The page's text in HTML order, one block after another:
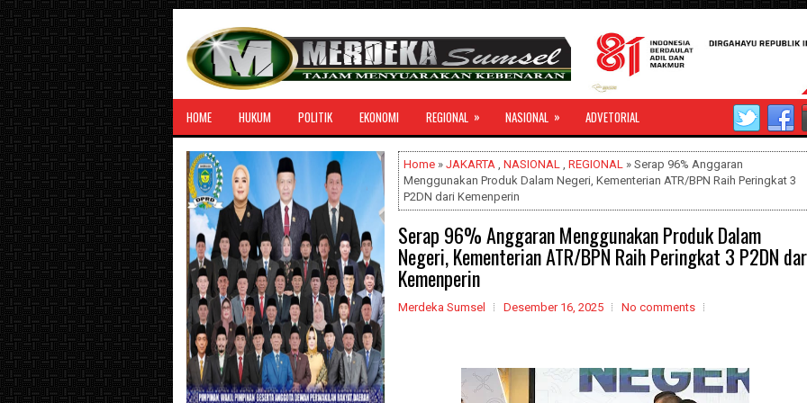
HOME HUKUM POLITIK EKONOMI REGIONAL » NASIONAL » ADVETORIAL
Home » JAKARTA , NASIONAL , REGIONAL » Serap 96% Anggaran
Menggunakan Produk Dalam Negeri, Kementerian ATR/BPN Raih Peringkat 3
P2DN dari Kemenperin
Serap 96% Anggaran Menggunakan Produk Dalam
Negeri, Kementerian ATR/BPN Raih Peringkat 3 P2DN
Kemenperin
Merdeka Sumsel Desember 16, 2025 No comments